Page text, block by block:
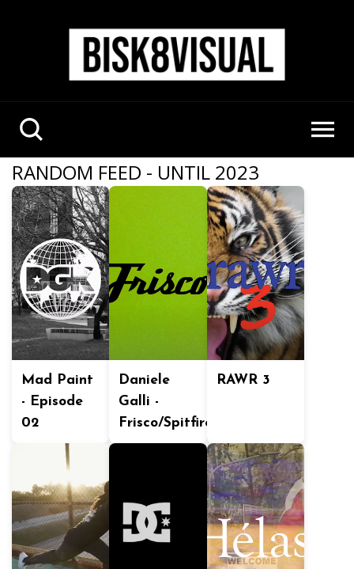
RANDOM FEED - UNTIL 2023
Mad Paint
- Episode
02
Daniele
Galli -
Frisco/Spitfire
RAWR 3